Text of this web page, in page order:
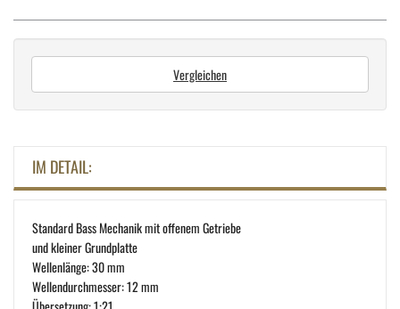
Vergleichen
IM DETAIL:
Standard Bass Mechanik mit offenem Getriebe
und kleiner Grundplatte
Wellenlänge: 30 mm
Wellendurchmesser: 12 mm